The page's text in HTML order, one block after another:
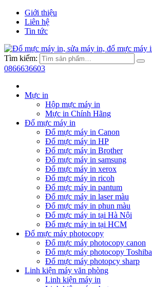
Giới thiệu
Liên hệ
Tin tức
Tìm kiếm:
0866636603
Mực in
Hộp mực máy in
Mực in Chính Hãng
Đổ mực máy in
Đổ mực máy in Canon
Đổ mực máy in HP
Đổ mực máy in Brother
Đổ mực máy in samsung
Đổ mực máy in xerox
Đổ mực máy in ricoh
Đổ mực máy in pantum
Đổ mực máy in laser màu
Đổ mực máy in phun màu
Đổ mực máy in tại Hà Nội
Đổ mực máy in tại HCM
Đổ mực máy photocopy
Đổ mực máy photocopy canon
Đổ mực máy photocopy Toshiba
Đổ mực máy photopcy sharp
Linh kiện máy văn phòng
Linh kiện máy in